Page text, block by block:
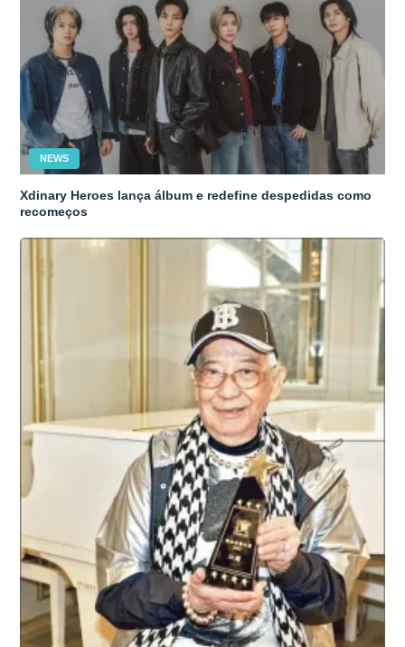
NEWS
Xdinary Heroes lança álbum e redefine despedidas como
recomeços